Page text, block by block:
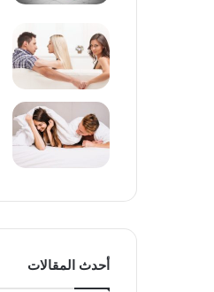
أحدث المقالات